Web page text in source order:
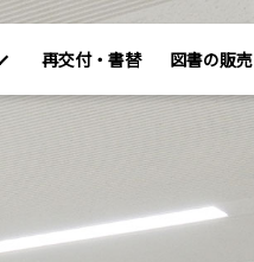
再交付・書替 図書の販売